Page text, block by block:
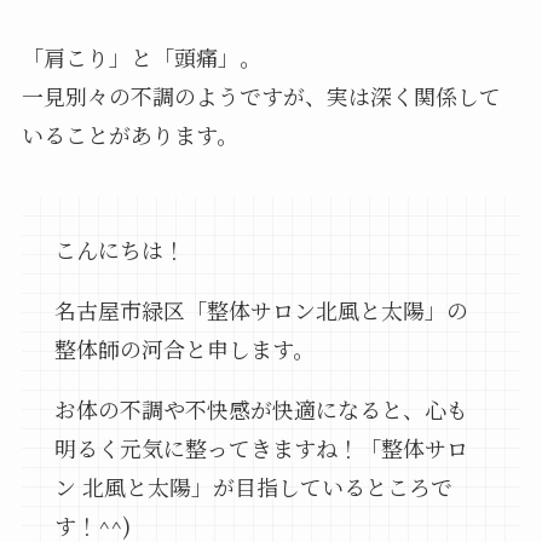
「肩こり」と「頭痛」。
一見別々の不調のようですが、実は深く関係して
いることがあります。
こんにちは！
名古屋市緑区「整体サロン北風と太陽」の
整体師の河合と申します。
お体の不調や不快感が快適になると、心も
明るく元気に整ってきますね！「整体サロ
ン 北風と太陽」が目指しているところで
す！^^)